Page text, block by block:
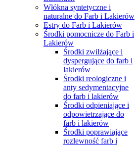
Włókna syntetyczne i
naturalne do Farb i Lakierów
Estry do Farb i Lakierów
Środki pomocnicze do Farb i
Lakierów
Środki zwilżające i
dyspergujące do farb i
lakierów
Środki reologiczne i
anty sedymentacyjne
do farb i lakierów
Środki odpieniające i
odpowietrzające do
farb i lakierów
Środki poprawiające
rozlewność farb i